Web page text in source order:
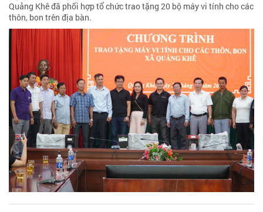
Quảng Khê đã phối hợp tổ chức trao tặng 20 bộ máy vi tính cho các
thôn, bon trên địa bàn.